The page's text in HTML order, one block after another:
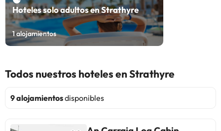
Hoteles solo adultos en Strathyre
1alojamientos
Todos nuestros hoteles en Strathyre
9 alojamientosdisponibles